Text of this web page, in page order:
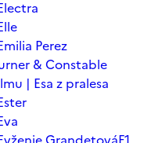
Perez
& Constable
| Esa z pralesa